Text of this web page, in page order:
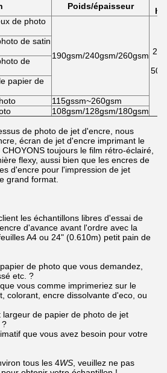
Poids/épaisseur
de photo
190gsm/240gsm/260gsm
de satin
de
papier de
115gssm~260gsm
108gsm/128gsm/180gsm
de photo de jet d'encre, nous
écran de jet d'encre imprimant le
toujours le film rétro-éclairé,
flexy, aussi bien que les encres de
d'encre pour l'impression de jet
grand format.
les échantillons libres d'essai de
d'avance avant l'ordre avec la
A4 ou 24" (0.610m) petit pain de
de photo que vous demandez,
etc. ?
vous comme imprimeriez sur le
colorant, encre dissolvante d'eco, ou
de papier de photo de jet
?
que vous avez besoin pour votre
tous les 4WS , veuillez ne pas